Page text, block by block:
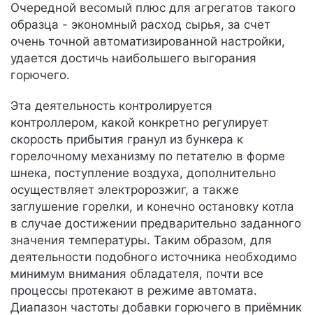
Очередной весомый плюс для агрегатов такого
образца - экономный расход сырья, за счет
очень точной автоматизированной настройки,
удается достичь наибольшего выгорания
горючего.
Эта деятельность контролируется
контроллером, какой конкретно регулирует
скорость прибытия гранул из бункера к
горелочному механизму по петателю в форме
шнека, поступление воздуха, дополнительно
осуществляет электророзжиг, а также
заглушение горелки, и конечно остановку котла
в случае достижении предварительно заданного
значения температуры. Таким образом, для
деятельности подобного источника необходимо
минимум внимания обладателя, почти все
процессы протекают в режиме автомата.
Диапазон частоты добавки горючего в приёмник